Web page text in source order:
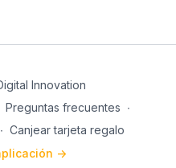
Innovation
Preguntas frecuentes ∙
∙ Canjear tarjeta regalo
->